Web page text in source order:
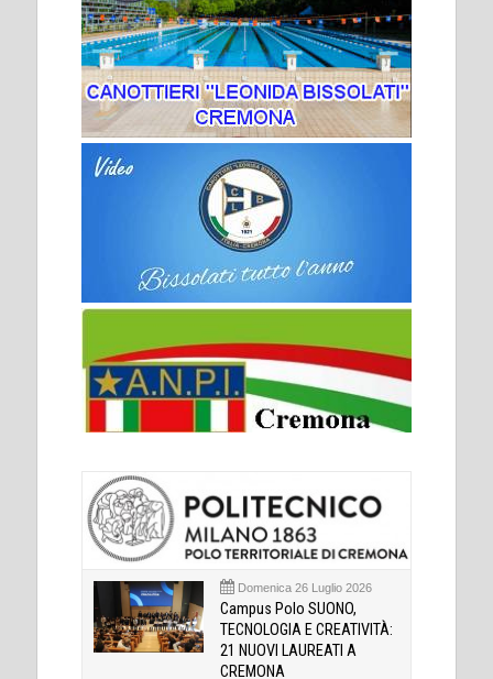
Domenica 26 Luglio 2026
Campus Polo SUONO,
TECNOLOGIA E CREATIVITÀ:
21 NUOVI LAUREATI A
CREMONA